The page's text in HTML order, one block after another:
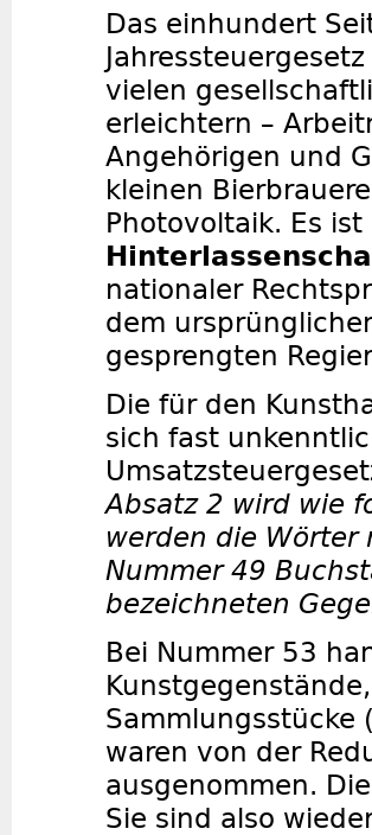
Das einhundert
vielen
erleichtern –
Angehörigen und
kleinen
Photovoltaik. Es ist
nationaler
dem
gesprengten
Die für den
sich fast
Absatz 2 wird wie
werden die Wörter
Nummer 49
bezeichneten
Bei Nummer 53
Sammlungsstücke
waren von der
ausgenommen.
Sie sind also